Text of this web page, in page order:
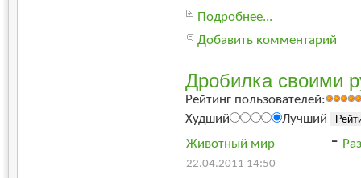
Подробнее...
Добавить комментарий
Дробилка своими
Рейтинг пользователей:
Худший
Лучший
Животный мир
-
22.04.2011 14:50